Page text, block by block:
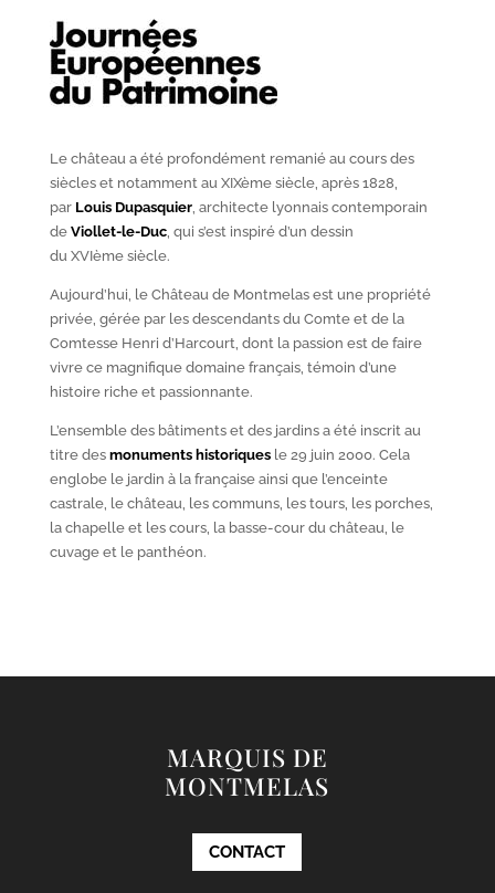
Le château a été profondément remanié au cours des
siècles et notamment au XIXèmesiècle, après 1828,
par Louis Dupasquier, architecte lyonnais contemporain
de Viollet-le-Duc, qui s’est inspiré d’un dessin
du XVIèmesiècle.
Aujourd’hui, le Château de Montmelas est une propriété
privée, gérée par les descendants du Comte et de la
Comtesse Henri d’Harcourt, dont la passion est de faire
vivre ce magnifique domaine français, témoin d’une
histoire riche et passionnante.
L’ensemble des bâtiments et des jardins a été inscrit au
titre des monuments historiquesle 29 juin 2000. Cela
englobe le jardin à la française ainsi que l’enceinte
castrale, le château, les communs, les tours, les porches,
la chapelle et les cours, la basse-cour du château, le
cuvage et le panthéon.
MARQUIS DE
MONTMELAS
CONTACT